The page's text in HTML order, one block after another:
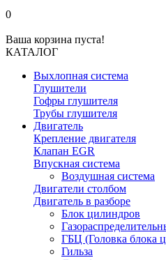
0
Ваша корзина пуста!
КАТАЛОГ
Выхлопная система
Глушители
Гофры глушителя
Трубы глушителя
Двигатель
Крепление двигателя
Клапан EGR
Впускная система
Воздушная система
Двигатели столбом
Двигатель в разборе
Блок цилиндров
ГБЦ (Головка блока
Гильза